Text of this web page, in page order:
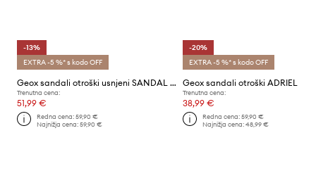
-13%
EXTRA -5 %* s kodo OFF
Geox sandali otroški usnjeni SANDAL MACCHIA
Trenutna cena:
51,99 €
Redna cena:59,90 €
Najnižja cena:59,90 €
-20%
EXTRA -5 %* s kodo OFF
Geox sandali otroški ADRIEL
Trenutna cena:
38,99 €
Redna cena: 59,90 €
Najnižja cena: 48,99 €